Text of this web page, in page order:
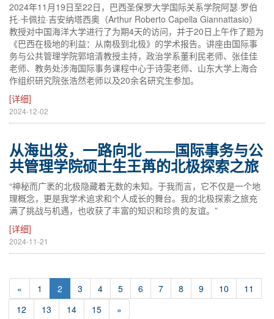
2024年11月19日至22日，巴西圣保罗大学国际关系学院阿瑟·罗伯
托·卡佩拉·吉安纳塔西奥（Arthur Roberto Capella Giannattasio）
教授对中国海洋大学进行了为期4天的访问，并于20日上午作了题为
《巴西在极地的利益：从南极到北极》的学术报告。讲座由国际事
务与公共管理学院郭培清教授主持，政治学系董利民老师、张佳佳
老师、教务处涉海国际事务课程中心于诗雯老师、山东大学上海合
作组织研究院张浩然老师以及20余名研究生参加。
[详细]
2024-12-02
从海出发，一路向北 ——国际事务与公
共管理学院硕士生王苒的北极探索之旅
“神秘而广袤的北极隐藏着无数的未知。于我而言，它不仅是一个地
理概念，更是我学术追求和个人成长的舞台。我的北极探索之旅充
满了挑战与机遇，也收获了丰富的知识和珍贵的友谊。”
[详细]
2024-11-21
« 1 2 3 4 5 6 7 8 9 10
11
12
13 14 15 »